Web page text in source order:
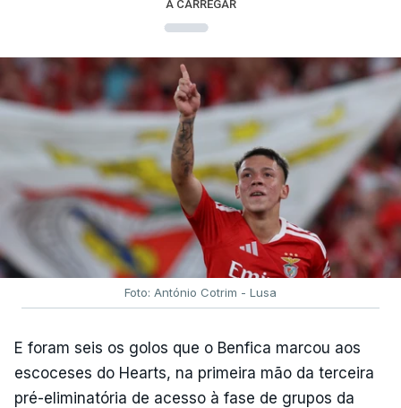
A CARREGAR
Foto: António Cotrim - Lusa
E foram seis os golos que o Benfica marcou aos
escoceses do Hearts, na primeira mão da terceira
pré-eliminatória de acesso à fase de grupos da